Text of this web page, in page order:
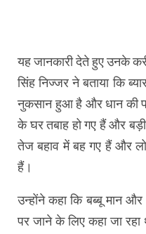
यह जानकारी देते हुए उनके
सिंह निज्जर ने बताया कि
नुकसान हुआ है और धान की
के घर तबाह हो गए हैं और
तेज बहाव में बह गए हैं और
हैं।
उन्होंने कहा कि बब्बू मान और
पर जाने के लिए कहा जा